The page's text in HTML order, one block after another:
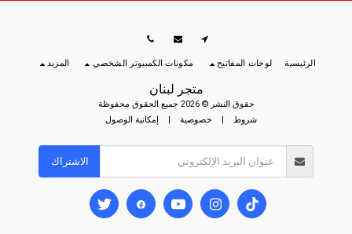
ومخلوقات مرعبة. يتضمن إصدار
متجر لبنان
حقوق النشر © 2026 جميع الحقوق محفوظة
شروط
خصوصية إمكانية الوصول
الرئيسية لوحات المفاتيح مكونات الكمبيوتر الشخصي المزيد
الاشتراك